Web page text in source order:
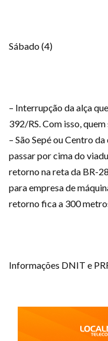
Sábado (4)
– Interrupção da alça
392/RS. Com isso,
– São Sepé ou Centro
passar por cima do
retorno na reta da BR-
para empresa de
retorno fica a 300
Informações DNIT e